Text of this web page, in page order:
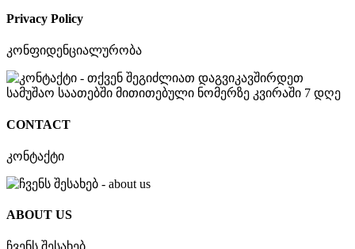
Privacy Policy
კონფიდენციალურობა
CONTACT
კონტაქტი
ABOUT US